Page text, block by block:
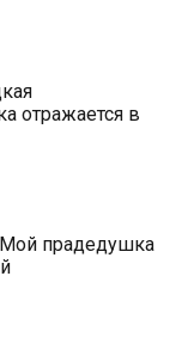
отражается в
прадедушка